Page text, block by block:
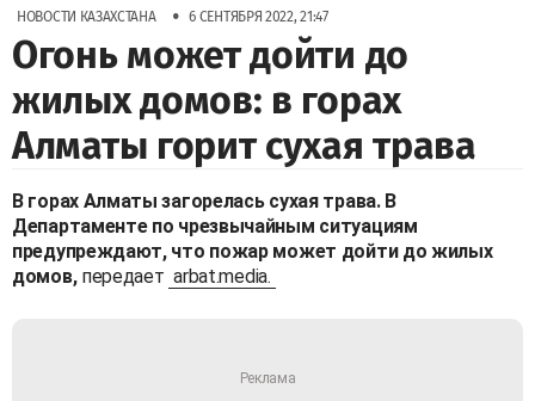
НОВОСТИ КАЗАХСТАНА • 6 СЕНТЯБРЯ 2022, 21:47
Огонь может дойти до
жилых домов: в горах
Алматы горит сухая трава
В горах Алматы загорелась сухая трава. В
Департаменте по чрезвычайным ситуациям
предупреждают, что пожар может дойти до жилых
домов,передает arbat.media.